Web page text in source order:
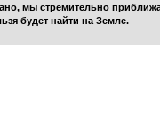
мы стремительно
будет найти на Земле.